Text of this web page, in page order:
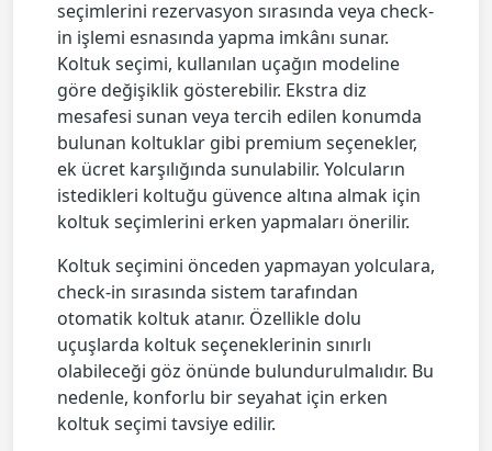
seçimlerini rezervasyon sırasında veya check-
in işlemi esnasında yapma imkânı sunar.
Koltuk seçimi, kullanılan uçağın modeline
göre değişiklik gösterebilir. Ekstra diz
mesafesi sunan veya tercih edilen konumda
bulunan koltuklar gibi premium seçenekler,
ek ücret karşılığında sunulabilir. Yolcuların
istedikleri koltuğu güvence altına almak için
koltuk seçimlerini erken yapmaları önerilir.
Koltuk seçimini önceden yapmayan yolculara,
check-in sırasında sistem tarafından
otomatik koltuk atanır. Özellikle dolu
uçuşlarda koltuk seçeneklerinin sınırlı
olabileceği göz önünde bulundurulmalıdır. Bu
nedenle, konforlu bir seyahat için erken
koltuk seçimi tavsiye edilir.